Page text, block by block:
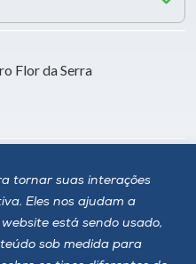
tornar suas interações
Eles nos ajudam a
está sendo usado,
sob medida para
Flor da Serra